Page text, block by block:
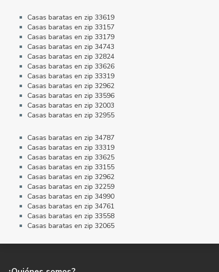
Casas baratas en zip 33619
Casas baratas en zip 33157
Casas baratas en zip 33179
Casas baratas en zip 34743
Casas baratas en zip 32824
Casas baratas en zip 33626
Casas baratas en zip 33319
Casas baratas en zip 32962
Casas baratas en zip 33596
Casas baratas en zip 32003
Casas baratas en zip 32955
Casas baratas en zip 34787
Casas baratas en zip 33319
Casas baratas en zip 33625
Casas baratas en zip 33155
Casas baratas en zip 32962
Casas baratas en zip 32259
Casas baratas en zip 34990
Casas baratas en zip 34761
Casas baratas en zip 33558
Casas baratas en zip 32065